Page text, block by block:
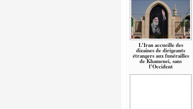
L’Iran accueille des
dizaines de dirigeants
étrangers aux funérailles
de Khamenei, sans
l’Occident